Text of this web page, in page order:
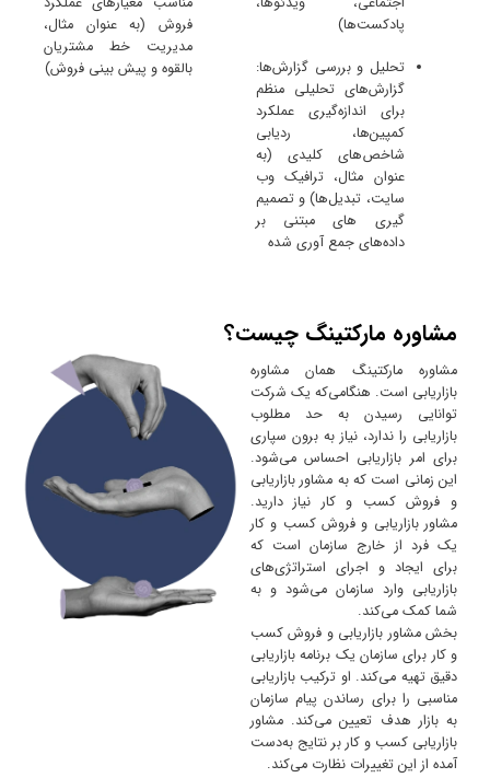
پادکست‌ها)
تحلیل و بررسی گزارش‌ها:
گزارش‌های تحلیلی منظم
برای اندازه‌گیری عملکرد
کمپین‌ها، ردیابی
شاخص‌های کلیدی (به
عنوان مثال، ترافیک وب
سایت، تبدیل‌ها) و تصمیم
گیری های مبتنی بر
داده‌های جمع آوری شده
فروش (به عنوان مثال،
مدیریت خط مشتریان
بالقوه و پیش بینی فروش)
مشاوره مارکتینگ چیست؟
مشاوره مارکتینگ همان مشاوره
بازاریابی است. هنگامی‌که یک شرکت
توانایی رسیدن به حد مطلوب
بازاریابی را ندارد، نیاز به برون سپاری
برای امر بازاریابی احساس می‌شود.
این زمانی است که به مشاور بازاریابی
و فروش کسب و کار نیاز دارید.
مشاور بازاریابی و فروش کسب و کار
یک فرد از خارج سازمان است که
برای ایجاد و اجرای استراتژی‌های
بازاریابی وارد سازمان می‌شود و به
شما کمک می‌کند.
بخش مشاور بازاریابی و فروش کسب
و کار برای سازمان یک برنامه بازاریابی
دقیق تهیه می‌کند. او ترکیب بازاریابی
مناسبی را برای رساندن پیام سازمان
به بازار هدف تعیین می‌کند. مشاور
بازاریابی کسب و کار بر نتایج به‌دست
آمده از این تغییرات نظارت می‌کند.